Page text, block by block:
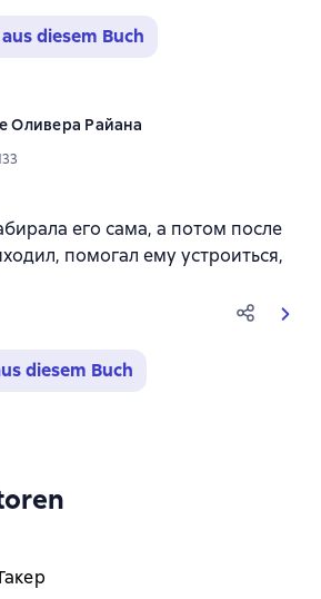
diesem Buch
Оливера Райана
рейтинг 4,5 на основе 133 оценок
его сама, а потом после
помогал ему устроиться,
diesem Buch